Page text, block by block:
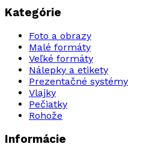
Kategórie
Foto a obrazy
Malé formáty
Veľké formáty
Nálepky a etikety
Prezentačné systémy
Vlajky
Pečiatky
Rohože
Informácie